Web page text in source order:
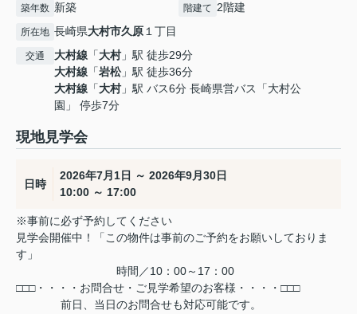
築年数 新築 階建て 2階建
所在地 長崎県大村市久原１丁目
交通 大村線 「大村」駅 徒歩29分
大村線 「岩松」駅 徒歩36分
大村線 「大村」駅 バス6分 長崎県営バス「大村公
園」 停歩7分
現地見学会
日時
2026年7月1日 ～ 2026年9月30日
10:00 ～ 17:00
※事前に必ず予約してください
見学会開催中！「この物件は事前のご予約をお願いしておりま
す」
時間／10：00～17：00
□□□・・・・お問合せ・ご見学希望のお客様・・・・□□□
前日、当日のお問合せも対応可能です。